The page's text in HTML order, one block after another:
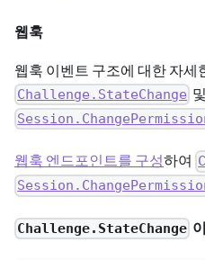
웹훅
웹훅 이벤트 구조에 대한 자세
Challenge.StateChange 및
웹훅 엔드포인트를 구성하여
Challenge.StateChange